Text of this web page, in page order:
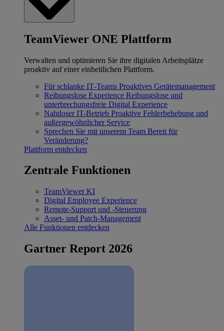
TeamViewer ONE Plattform
Verwalten und optimieren Sie ihre digitalen Arbeitsplätze
proaktiv auf einer einheitlichen Plattform.
Für schlanke IT‐Teams Proaktives Gerätemanagement
Reibungslose Experience Reibungslose und
unterbrechungsfreie Digital Experience
Nahtloser IT-Betrieb Proaktive Fehlerbehebung und
außergewöhnlicher Service
Sprechen Sie mit unserem Team Bereit für
Veränderung?
Plattform entdecken
Zentrale Funktionen
TeamViewer KI
Digital Employee Experience
Remote-Support und -Steuerung
Asset- und Patch-Management
Alle Funktionen entdecken
Gartner Report 2026